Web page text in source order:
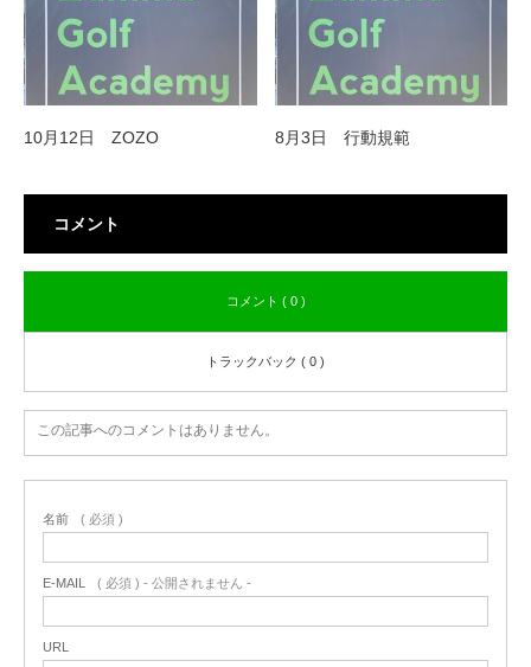
10月12日 ZOZO 8月3日 行動規範
コメント
コメント ( 0 )
トラックバック ( 0 )
この記事へのコメントはありません。
名前 ( 必須 )
E-MAIL ( 必須 ) - 公開されません -
URL